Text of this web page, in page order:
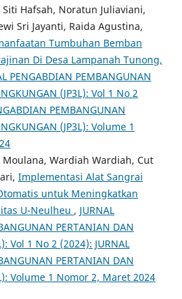
Hafsah, Noratun Juliaviani,
Sri Jayanti, Raida Agustina,
Tumbuhan Bemban
Di Desa Lampanah Tunong,
PENGABDIAN PEMBANGUNAN
(JP3L): Vol 1 No 2
PEMBANGUNAN
(JP3L): Volume 1
Moulana, Wardiah Wardiah, Cut
Implementasi Alat Sangrai
untuk Meningkatkan
U-Neulheu , JURNAL
PERTANIAN DAN
Vol 1 No 2 (2024): JURNAL
PERTANIAN DAN
Volume 1 Nomor 2, Maret 2024